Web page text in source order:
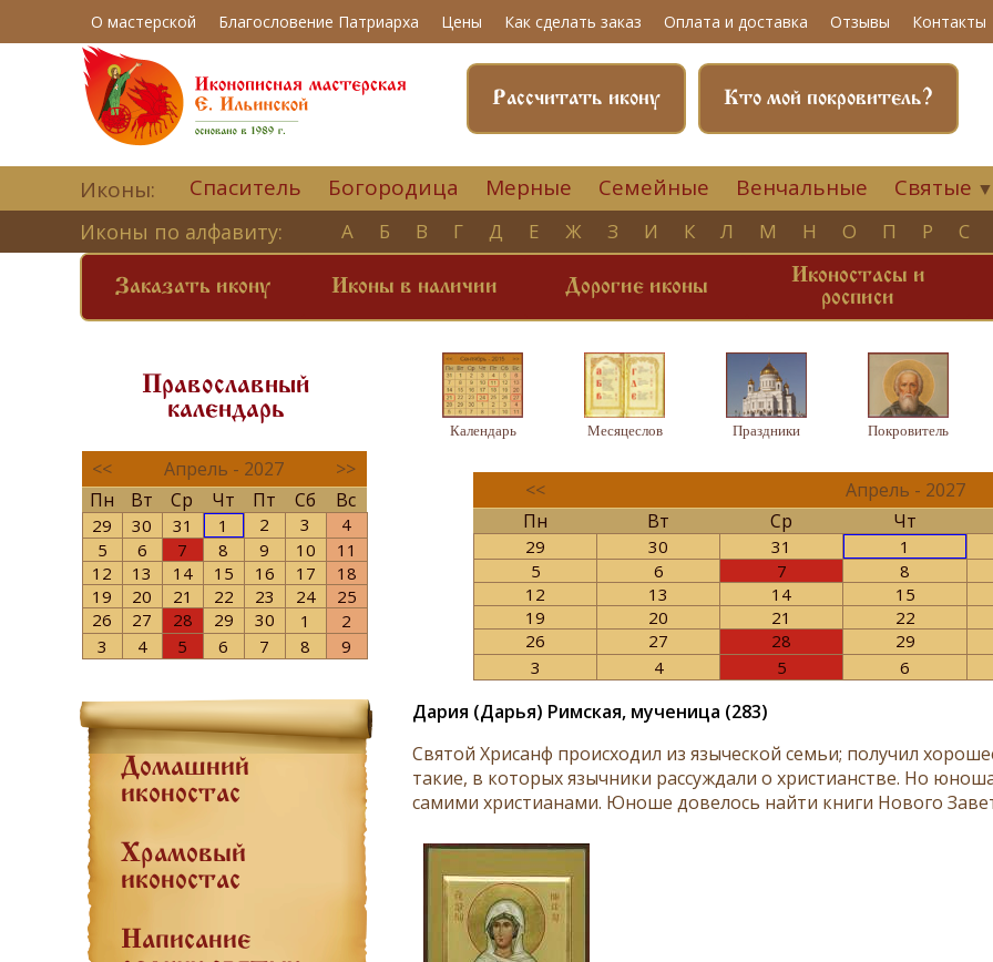
О мастерской Благословение Патриарха Цены Как сделать заказ Оплата и доставка Отзывы Контакты
Кто мой покровитель?
Рассчитать икону
Иконы: Спаситель Богородица Мерные Семейные Венчальные Святые ▼
Иконы по алфавиту: А Б В Г Д Е Ж З И К Л М Н О П Р С
Заказать икону Иконы в наличии Дорогие иконы
Иконостасы и
росписи
Православный
календарь
<< Апрель - 2027
>>
Пн
Вт Ср Чт Пт Сб Вс
29 30 31 1 2 3
4
5
6 7 8 9 10
11
12
13 14 15 16 17
18
19
20 21 22 23 24
25
26
27 28 29 30 1
2
3
4 5 6 7 8 9
Домашний
иконостас
Храмовый
иконостас
Написание
Календарь Месяцеслов Праздники Покровитель
<< Апрель - 2027
Пн
Вт Ср Чт
29 30 31 1
5
6 7 8
12
13 14 15
19
20 21 22
26
27 28 29
3
4 5 6
Дария (Дарья) Римская, мученица (283)
Святой Хрисанф происходил из языческой семьи; получил
такие, в которых язычники рассуждали о христианстве. Но
самими христианами. Юноше довелось найти книги Нового